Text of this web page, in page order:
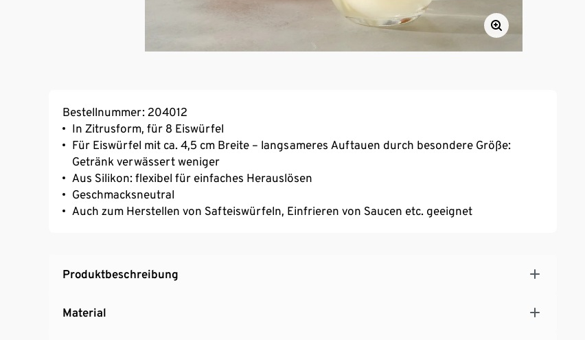
Bestellnummer: 204012
In Zitrusform, für 8 Eiswürfel
Für Eiswürfel mit ca. 4,5 cm Breite – langsameres Auftauen durch besondere Größe:
Getränk verwässert weniger
Aus Silikon: flexibel für einfaches Herauslösen
Geschmacksneutral
Auch zum Herstellen von Safteiswürfeln, Einfrieren von Saucen etc. geeignet
Produktbeschreibung
Material